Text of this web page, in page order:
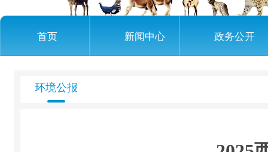
首页 新闻中心 政务公开
环境公报